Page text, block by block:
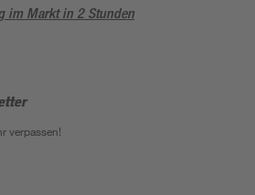
im Markt in 2 Stunden
verpassen!